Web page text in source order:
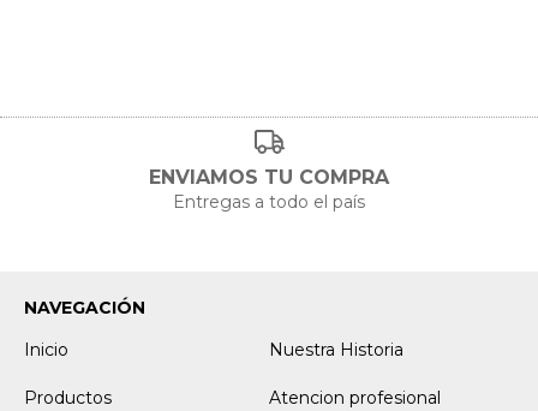
ENVIAMOS TU COMPRA
Entregas a todo el país
NAVEGACIÓN
Inicio
Nuestra Historia
Productos Atencion profesional